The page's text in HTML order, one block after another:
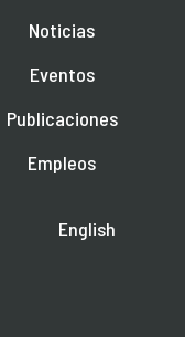
Noticias
Eventos
Publicaciones
Empleos
English